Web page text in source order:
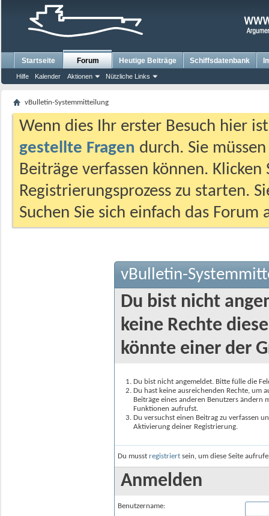
Startseite Forum
Hilfe Kalender Aktionen Nützliche Links
Heutige Beiträge Schiffsdatenbank
vBulletin-Systemmitteilung
Wenn dies Ihr erster Besuch hier
gestellte Fragen durch. Sie
Beiträge verfassen können.
Registrierungsprozess zu starten.
Suchen Sie sich einfach das
vBulletin-
Du bist nicht
keine Rechte
könnte einer der
Du bist nicht angemeldet. Bitte fülle die
Du hast keine ausreichenden Rechte, um
Beiträge eines anderen Benutzers
Funktionen aufrufst.
Du versuchst einen Beitrag zu verfassen
Aktivierung deiner Registrierung.
Du musst registriert sein, um diese Seite
Anmelden
Benutzername: